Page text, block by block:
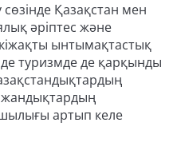
Қазақстан мен
әріптес және
ынтымақтастық
туризмде де қарқынды
артып келе